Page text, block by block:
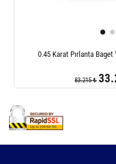
0.45 Karat Pırlanta
83.215 ₺